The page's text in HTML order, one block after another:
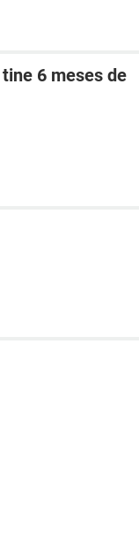
6 meses de